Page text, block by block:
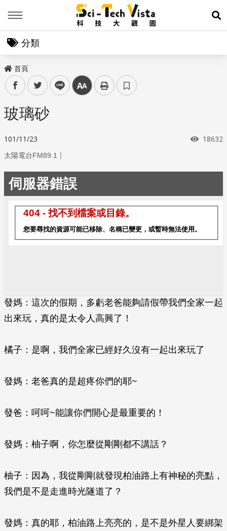
展
分類
首頁
facebooktwitter line 中
玻璃砂
101/11/23 瀏覽次
18632
太陽電台FM89.1 ｜
發媽：這次的假期，多虧老爸能夠請假帶我們全家一起
出來玩，真的是太令人高興了！
橘子：是啊，我們全家已經好久沒有一起出來玩了
發媽：老爸真的是超疼你們的耶~
發爸：呵呵~能讓你們開心是最重要的！
發媽：柚子啊，你怎麼從剛剛都不講話？
柚子：因為，我從剛剛就發現柏油路上有神秘的亮點，
我們是不是走進時光隧道了？
發媽：真的耶，柏油路上亮亮的，是不是外星人要綁架